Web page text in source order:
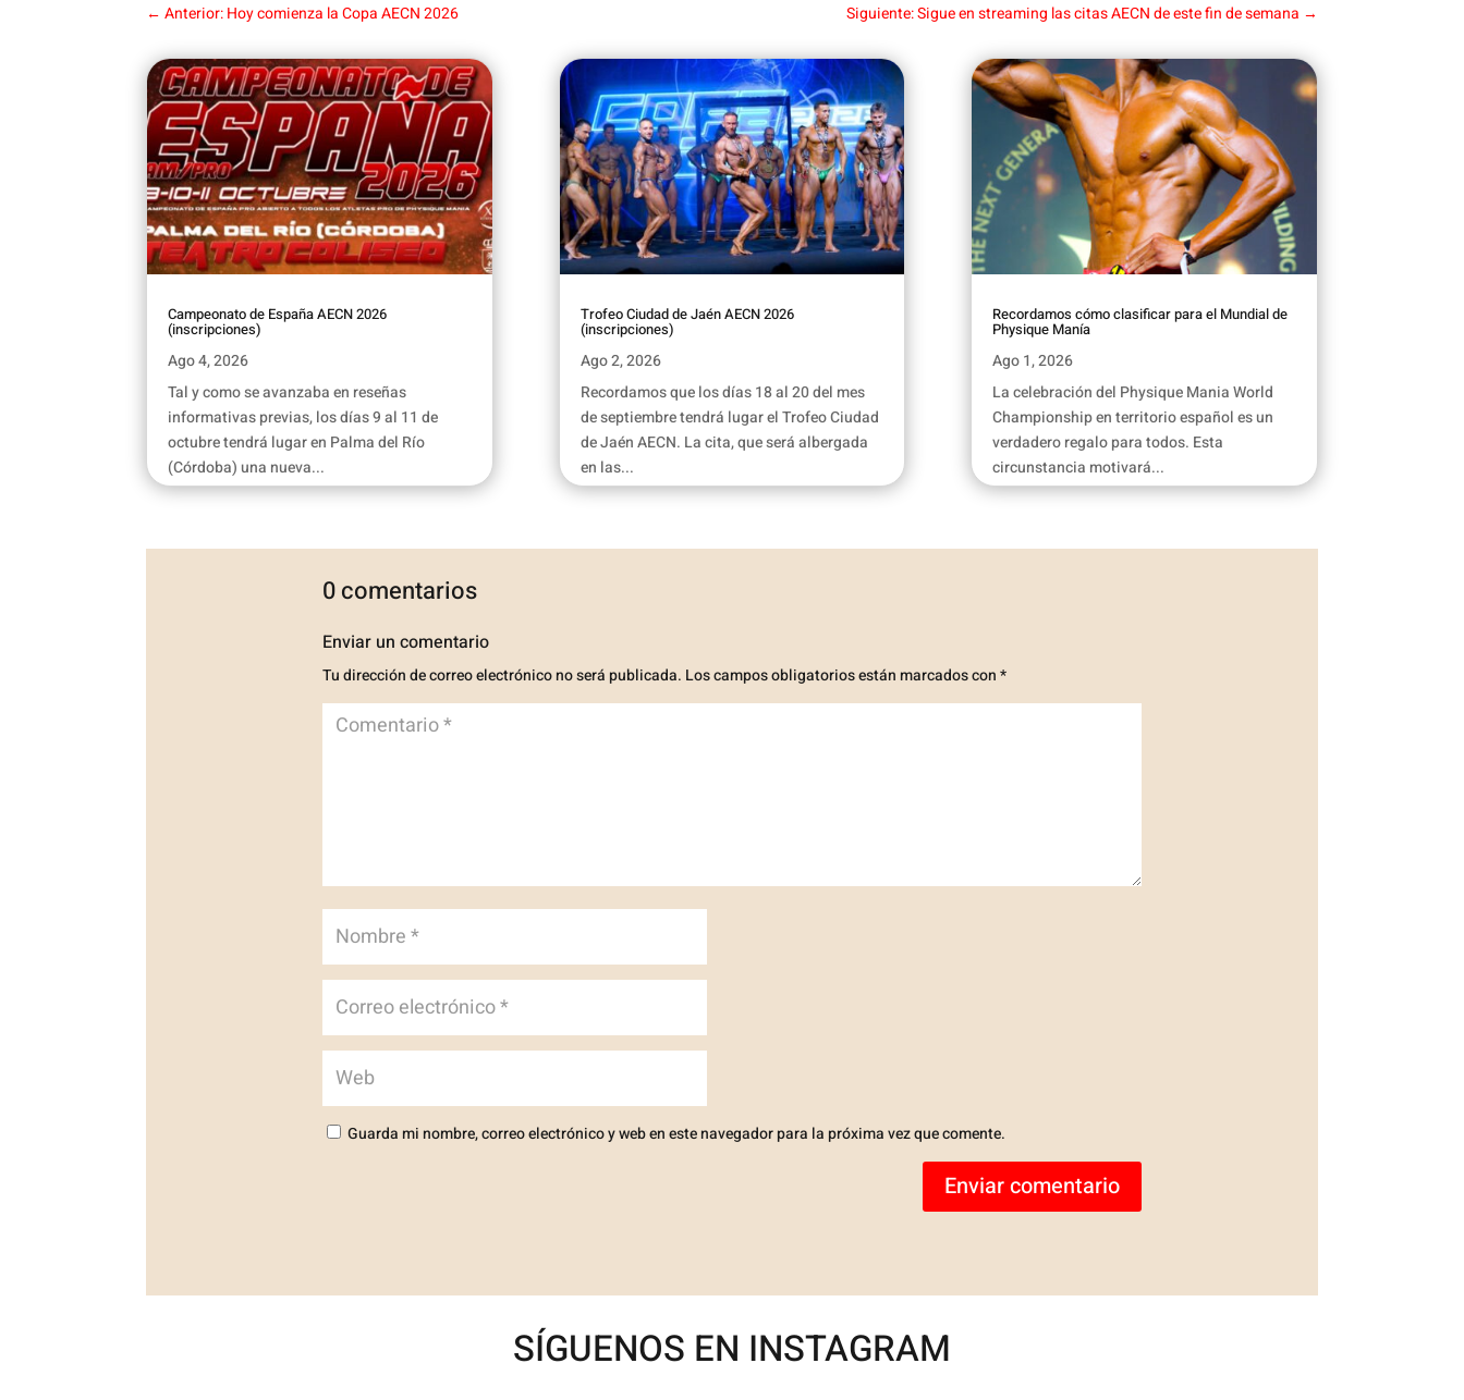
←Anterior: Hoy comienza la Copa AECN 2026 Siguiente: Sigue en streaming las citas AECN de este fin de semana →
Campeonato de España AECN 2026
(inscripciones)
Ago 4, 2026
Tal y como se avanzaba en reseñas
informativas previas, los días 9 al 11 de
octubre tendrá lugar en Palma del Río
(Córdoba) una nueva...
Trofeo Ciudad de Jaén AECN 2026
(inscripciones)
Ago 2, 2026
Recordamos que los días 18 al 20 del mes
de septiembre tendrá lugar el Trofeo Ciudad
de Jaén AECN. La cita, que será albergada
en las...
Recordamos cómo clasificar para el Mundial de
Physique Manía
Ago 1, 2026
La celebración del Physique Mania World
Championship en territorio español es un
verdadero regalo para todos. Esta
circunstancia motivará...
0 comentarios
Enviar un comentario
Tu dirección de correo electrónico no será publicada. Los campos obligatorios están marcados con*
Guarda mi nombre, correo electrónico y web en este navegador para la próxima vez que comente.
Enviar comentario
SÍGUENOS EN INSTAGRAM